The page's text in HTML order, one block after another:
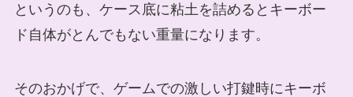
というのも、ケース底に粘土を詰めるとキーボー
ド自体がとんでもない重量になります。
そのおかげで、ゲームでの激しい打鍵時にキーボ